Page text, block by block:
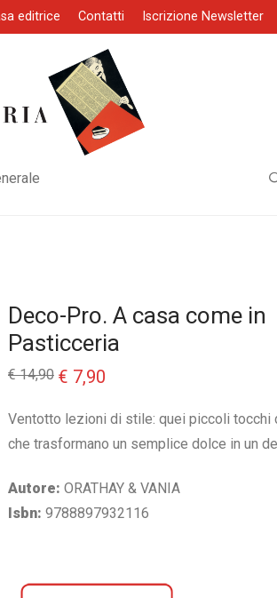
editrice Contatti Iscrizione Newsletter
Deco-Pro. A casa come in
Pasticceria
€14,90 Il
prezzo
era:
€ 7,90
è:
Ventotto lezioni di stile: quei piccoli tocchi
che trasformano un semplice dolce in un
Autore: ORATHAY & VANIA
Isbn: 9788897932116